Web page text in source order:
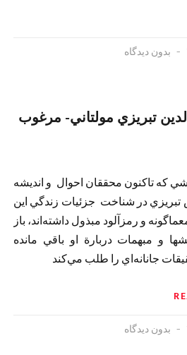
بدون دیدگاه
تبريزي مولتاني- مرغوب
كه تاكنون محققان احوال و انديشه
در شناخت جزئيات زندگي اين
و رمزآلود مبذول داشته‌اند، باز
و مبهمات دربارة او باقي مانده
جانانه‌اي را طلب مي‌كند
بدون دیدگاه